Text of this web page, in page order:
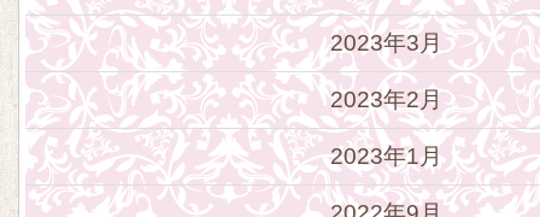
2023年3月
2023年2月
2023年1月